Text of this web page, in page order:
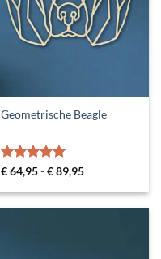
Geometrische Beagle
Gewaardeerd
€64,95-€89,95Prijsklasse:
tot